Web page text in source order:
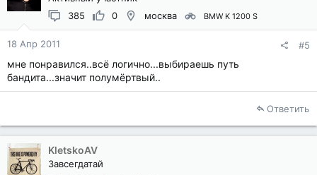
385
0 москва BMW K 1200 S
18 Апр 2011 #5
мне понравился..всё логично...выбираешь путь
бандита...значит полумёртвый..
Ответить
KletskoAV
Завсегдатай